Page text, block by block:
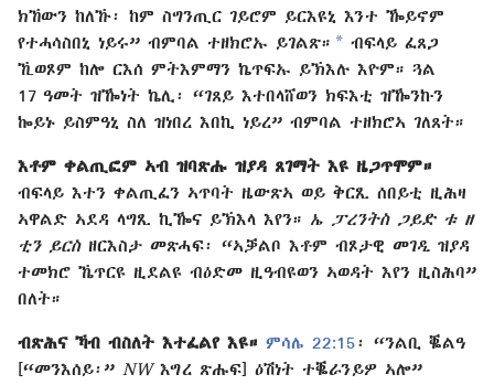
ክኸውን ከለኹ፡ ከም ስግንጢር ገይሮም ይርእዩኒ እንተ ዀይኖም
የተሓሳስበኒ ነይሩ” ብምባል ተዘክሮኡ ይገልጽ። * ብፍላይ ፈጸጋ
ኺወጾም ከሎ ርእሰ ምትእምማን ኬጥፍኡ ይኽእሉ እዮም። ጓል
17 ዓመት ዝዀነት ኬሊ፡ “ገጸይ እተበላሸወን ክፍእቲ ዝዀንኩን
ኰይኑ ይስምዓኒ ስለ ዝነበረ እበኪ ነይረ” ብምባል ተዘክሮኣ ገለጸት።
እቶም ቀልጢፎም ኣብ ዝባጽሑ ዝያዳ ጸገማት እዩ ዜጋጥሞም።
ብፍላይ እተን ቀልጢፈን ኣጥባት ዜውጽኣ ወይ ቅርጺ ሰበይቲ ዚሕዛ
ኣዋልድ ኣደዳ ላግጺ ኪዀና ይኽእላ እየን። ኤ ፓረንትስ ጋይድ ቱ ዘ
ቲን ይርስ ዘርእስታ መጽሓፍ፡ “ኣቓልቦ እቶም ብጾታዊ መገዲ ዝያዳ
ተመክሮ ኼጥርዩ ዚደልዩ ብዕድመ ዚዓብዩወን ኣወዳት እየን ዚስሕባ”
በለት።
ብጽሕና ኻብ ብስለት እተፈልየ እዩ። ምሳሌ 22:15፡ “ንልቢ ቘልዓ
[“መንእሰይ፡” NW እግረ ጽሑፍ] ዕሽነት ተቘራንይዎ ኣሎ”